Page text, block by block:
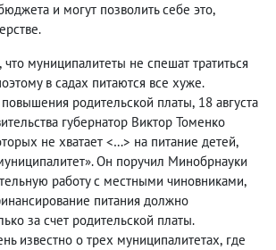
и могут позволить себе это,
, что муниципалитеты не спешат тратиться
в садах питаются все хуже.
родительской платы, 18 августа
губернатор Виктор Томенко
не хватает <…> на питание детей,
Он поручил Минобрнауки
работу с местными чиновниками,
питания должно
за счет родительской платы.
известно о трех муниципалитетах, где